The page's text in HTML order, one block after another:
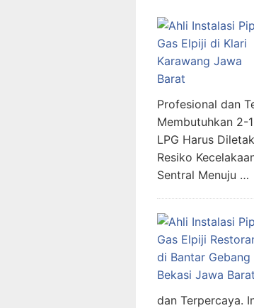
Profesional dan
Membutuhkan 2-
LPG Harus
Resiko
Sentral Menuju …
dan Terpercaya.